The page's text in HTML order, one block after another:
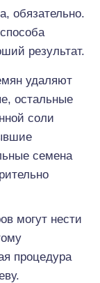
обязательно.
результат.
удаляют
остальные
соли
семена
могут нести
процедура